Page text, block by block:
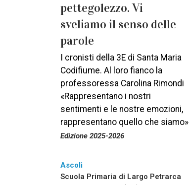
pettegolezzo. Vi
sveliamo il senso delle
parole
I cronisti della 3E di Santa Maria
Codifiume. Al loro fianco la
professoressa Carolina Rimondi
«Rappresentano i nostri
sentimenti e le nostre emozioni,
rappresentano quello che siamo»
Edizione 2025-2026
Ascoli
Scuola Primaria di Largo Petrarca